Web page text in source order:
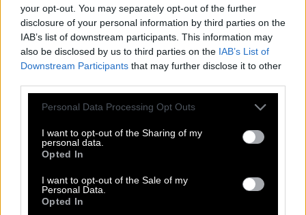
your opt-out. You may separately opt-out of the further
disclosure of your personal information by third parties on the
IAB’s list of downstream participants. This information may
also be disclosed by us to third parties on the IAB’s List of
Downstream Participants that may further disclose it to other
Personal Data Processing Opt Outs
I want to opt-out of the Sharing of my
personal data.
Opted In
I want to opt-out of the Sale of my
Personal Data.
Opted In
Mini Juli 7 2026 kreuzworträtsel
G
Strom in Sibirien; weiblicher Vorname :
Märchen, __ Baba und die 40 Räuber